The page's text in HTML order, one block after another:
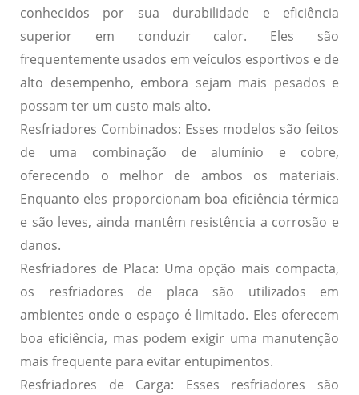
conhecidos por sua durabilidade e eficiência
superior em conduzir calor. Eles são
frequentemente usados em veículos esportivos e de
alto desempenho, embora sejam mais pesados e
possam ter um custo mais alto.
Resfriadores Combinados: Esses modelos são feitos
de uma combinação de alumínio e cobre,
oferecendo o melhor de ambos os materiais.
Enquanto eles proporcionam boa eficiência térmica
e são leves, ainda mantêm resistência a corrosão e
danos.
Resfriadores de Placa: Uma opção mais compacta,
os resfriadores de placa são utilizados em
ambientes onde o espaço é limitado. Eles oferecem
boa eficiência, mas podem exigir uma manutenção
mais frequente para evitar entupimentos.
Resfriadores de Carga: Esses resfriadores são